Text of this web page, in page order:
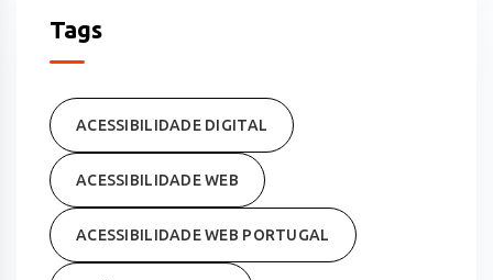
Tags
ACESSIBILIDADE DIGITAL
ACESSIBILIDADE WEB
ACESSIBILIDADE WEB PORTUGAL